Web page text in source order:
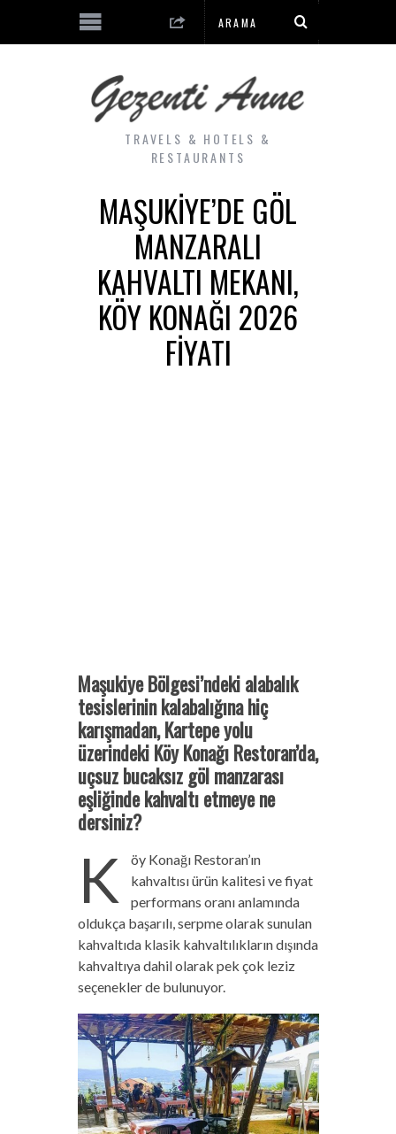
TRAVELS & HOTELS &
RESTAURANTS
MAŞUKIYE’DE GÖL
MANZARALI
KAHVALTI MEKANI,
KÖY KONAĞI 2026
FIYATI
Maşukiye Bölgesi’ndeki alabalık
tesislerinin kalabalığına hiç
karışmadan, Kartepe yolu
üzerindeki Köy Konağı Restoran’da,
uçsuz bucaksız göl manzarası
eşliğinde kahvaltı etmeye ne
dersiniz?
K
öy Konağı Restoran’ın
kahvaltısı ürün kalitesi ve fiyat
performans oranı anlamında
oldukça başarılı, serpme olarak sunulan
kahvaltıda klasik kahvaltılıkların dışında
kahvaltıya dahil olarak pek çok leziz
seçenekler de bulunuyor.